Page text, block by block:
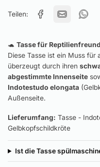
Teilen:
🐢 Tasse für
Diese Tasse ist ein Muss für
überzeugt durch ihren
abgestimmte Innenseite
Indotestudo elongata
Außenseite.
Lieferumfang: Tasse -
Gelbkopfschildkröte
Ist die Tasse